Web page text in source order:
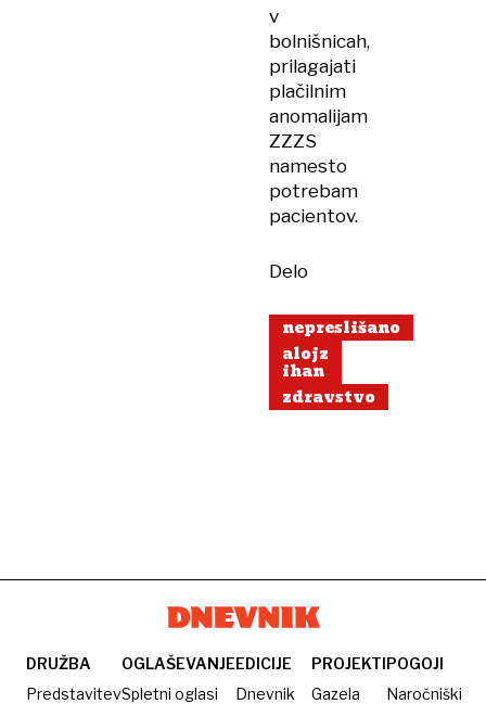
v
bolnišnicah,
prilagajati
plačilnim
anomalijam
ZZZS
namesto
potrebam
pacientov.
Delo
nepreslišano
alojz
ihan
zdravstvo
DRUŽBA
Predstavitev
OGLAŠEVANJE
Spletni oglasi
EDICIJE
Dnevnik
PROJEKTI
Gazela
POGOJI
Naročniški